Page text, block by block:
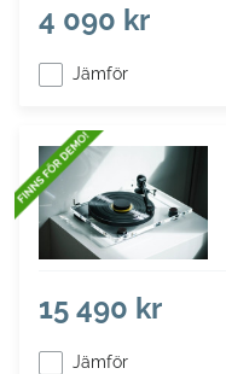
4 090 kr
Jämför
15 490 kr
Jämför